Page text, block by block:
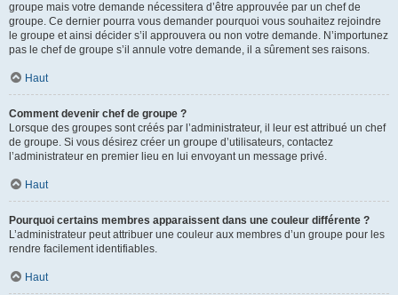
groupe mais votre demande nécessitera d’être approuvée par un chef de
groupe. Ce dernier pourra vous demander pourquoi vous souhaitez rejoindre
le groupe et ainsi décider s’il approuvera ou non votre demande. N’importunez
pas le chef de groupe s’il annule votre demande, il a sûrement ses raisons.
Haut
Comment devenir chef de groupe ?
Lorsque des groupes sont créés par l’administrateur, il leur est attribué un chef
de groupe. Si vous désirez créer un groupe d’utilisateurs, contactez
l’administrateur en premier lieu en lui envoyant un message privé.
Haut
Pourquoi certains membres apparaissent dans une couleur différente ?
L’administrateur peut attribuer une couleur aux membres d’un groupe pour les
rendre facilement identifiables.
Haut